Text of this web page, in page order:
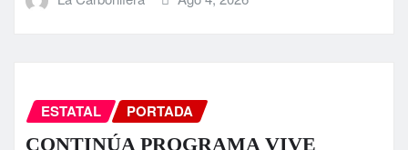
ESTATAL PORTADA
CONTINÚA PROGRAMA VIVE